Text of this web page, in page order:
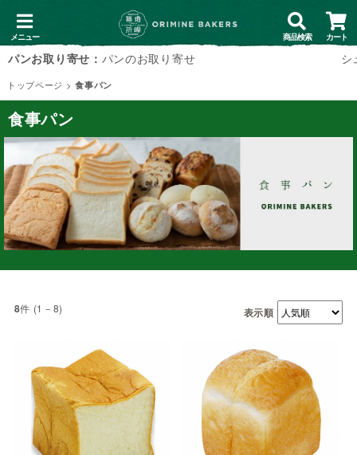
メニュー 商品検索 カート
パンお取り寄せ： パンのお取り寄せ シ
トップページ >食事パン
食事パン
8件 (1－8) 表示順